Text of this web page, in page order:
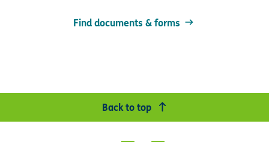
Find documents & forms
Back to top